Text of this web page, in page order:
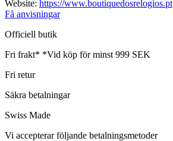
Website: https://www.boutiquedosrelogios.pt
Få anvisningar
Officiell butik
Fri frakt* *Vid köp för minst 999 SEK
Fri retur
Säkra betalningar
Swiss Made
Vi accepterar följande betalningsmetoder